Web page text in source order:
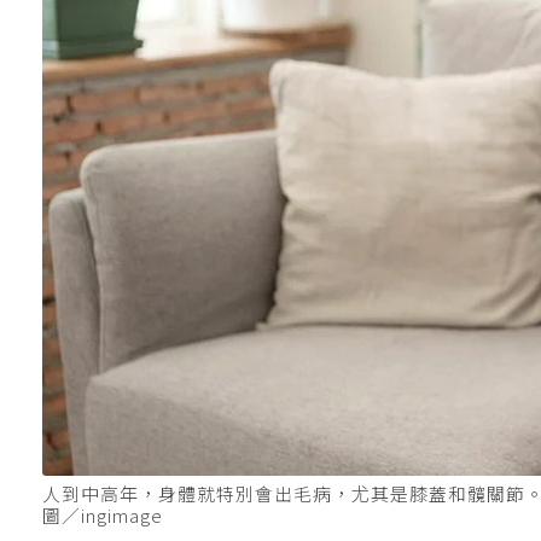
人到中高年，身體就特別會出毛病，尤其是膝蓋和髖關節
圖／ingimage